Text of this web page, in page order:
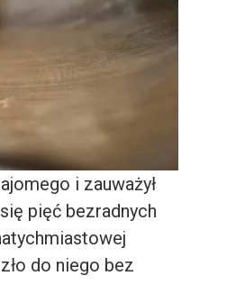
i zauważył
pięć bezradnych
do niego bez